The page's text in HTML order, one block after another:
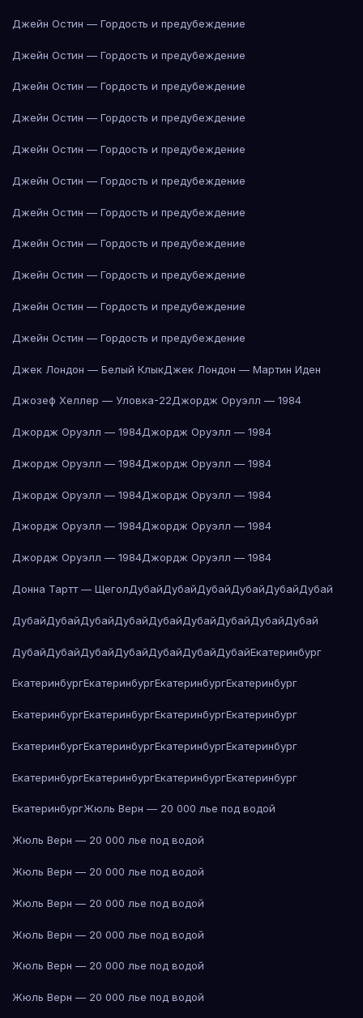
Джейн Остин — Гордость и предубеждение
Джейн Остин — Гордость и предубеждение
Джейн Остин — Гордость и предубеждение
Джейн Остин — Гордость и предубеждение
Джейн Остин — Гордость и предубеждение
Джейн Остин — Гордость и предубеждение
Джейн Остин — Гордость и предубеждение
Джейн Остин — Гордость и предубеждение
Джейн Остин — Гордость и предубеждение
Джейн Остин — Гордость и предубеждение
Джейн Остин — Гордость и предубеждение
Джек Лондон — Белый КлыкДжек Лондон — Мартин Иден
Джозеф Хеллер — Уловка-22Джордж Оруэлл — 1984
Джордж Оруэлл — 1984Джордж Оруэлл — 1984
Джордж Оруэлл — 1984Джордж Оруэлл — 1984
Джордж Оруэлл — 1984Джордж Оруэлл — 1984
Джордж Оруэлл — 1984Джордж Оруэлл — 1984
Джордж Оруэлл — 1984Джордж Оруэлл — 1984
Донна Тартт — ЩеголДубайДубайДубайДубайДубайДубай
ДубайДубайДубайДубайДубайДубайДубайДубайДубай
ДубайДубайДубайДубайДубайДубайДубайЕкатеринбург
ЕкатеринбургЕкатеринбургЕкатеринбургЕкатеринбург
ЕкатеринбургЕкатеринбургЕкатеринбургЕкатеринбург
ЕкатеринбургЕкатеринбургЕкатеринбургЕкатеринбург
ЕкатеринбургЕкатеринбургЕкатеринбургЕкатеринбург
ЕкатеринбургЖюль Верн — 20 000 лье под водой
Жюль Верн — 20 000 лье под водой
Жюль Верн — 20 000 лье под водой
Жюль Верн — 20 000 лье под водой
Жюль Верн — 20 000 лье под водой
Жюль Верн — 20 000 лье под водой
Жюль Верн — 20 000 лье под водой